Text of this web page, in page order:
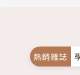
熱銷雜誌